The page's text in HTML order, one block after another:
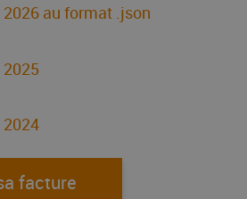
au format .json
facture